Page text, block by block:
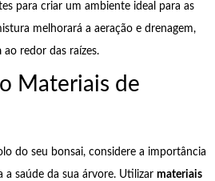
para criar um ambiente ideal para as
melhorará a aeração e drenagem,
ao redor das raízes.
Materiais de
do seu bonsai, considere a importância
a saúde da sua árvore. Utilizar materiais